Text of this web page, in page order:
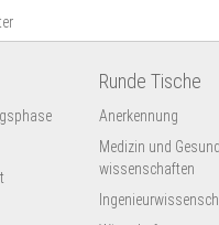
Runde Tische
Anerkennung
Medizin und
wissenschaften